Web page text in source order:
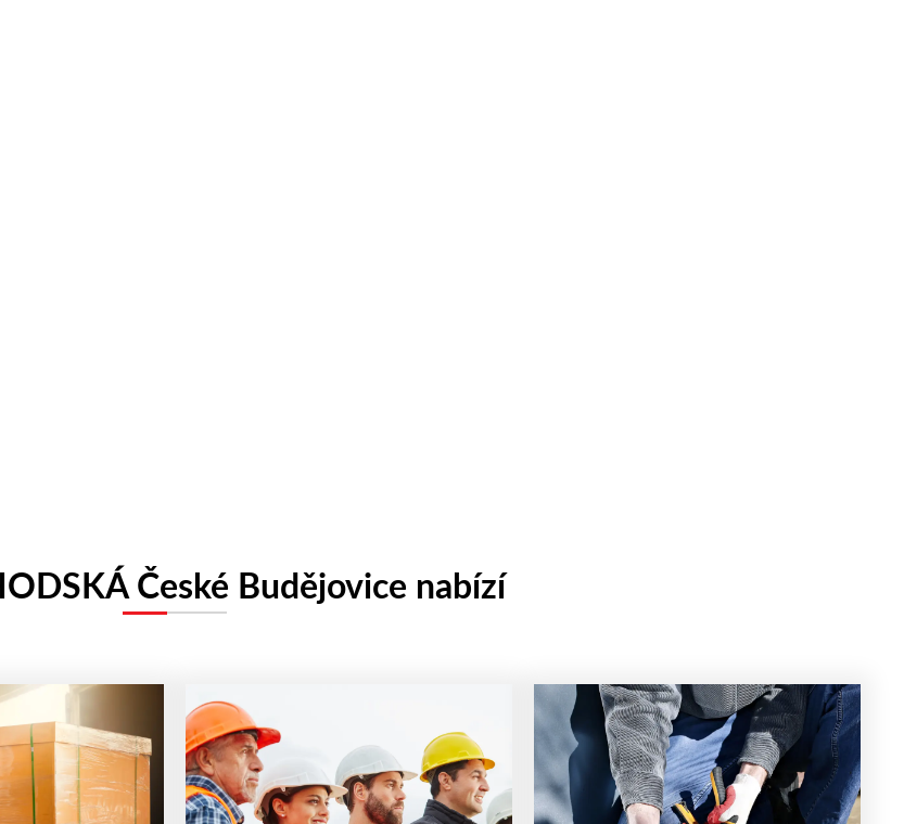
České Budějovice nabízí